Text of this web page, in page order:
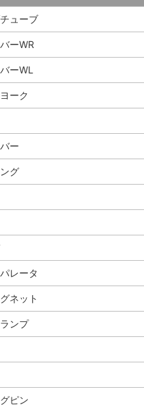
ューブ
ーWR
ーWL
ーク
ー
グ
レータ
ネット
ンプ
ピン